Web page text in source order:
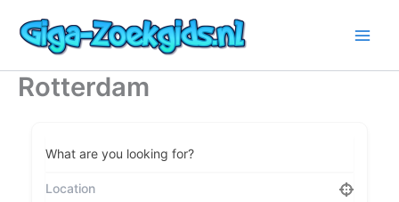
naar
inhoudRotterdam
What are you looking for?